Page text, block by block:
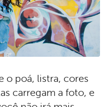
o poá, listra, cores
carregam a foto, e